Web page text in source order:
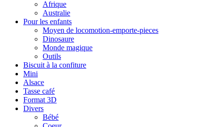
Afrique
Australie
Pour les enfants
Moyen de locomotion-emporte-pieces
Dinosaure
Monde magique
Outils
Biscuit à la confiture
Mini
Alsace
Tasse café
Format 3D
Divers
Bébé